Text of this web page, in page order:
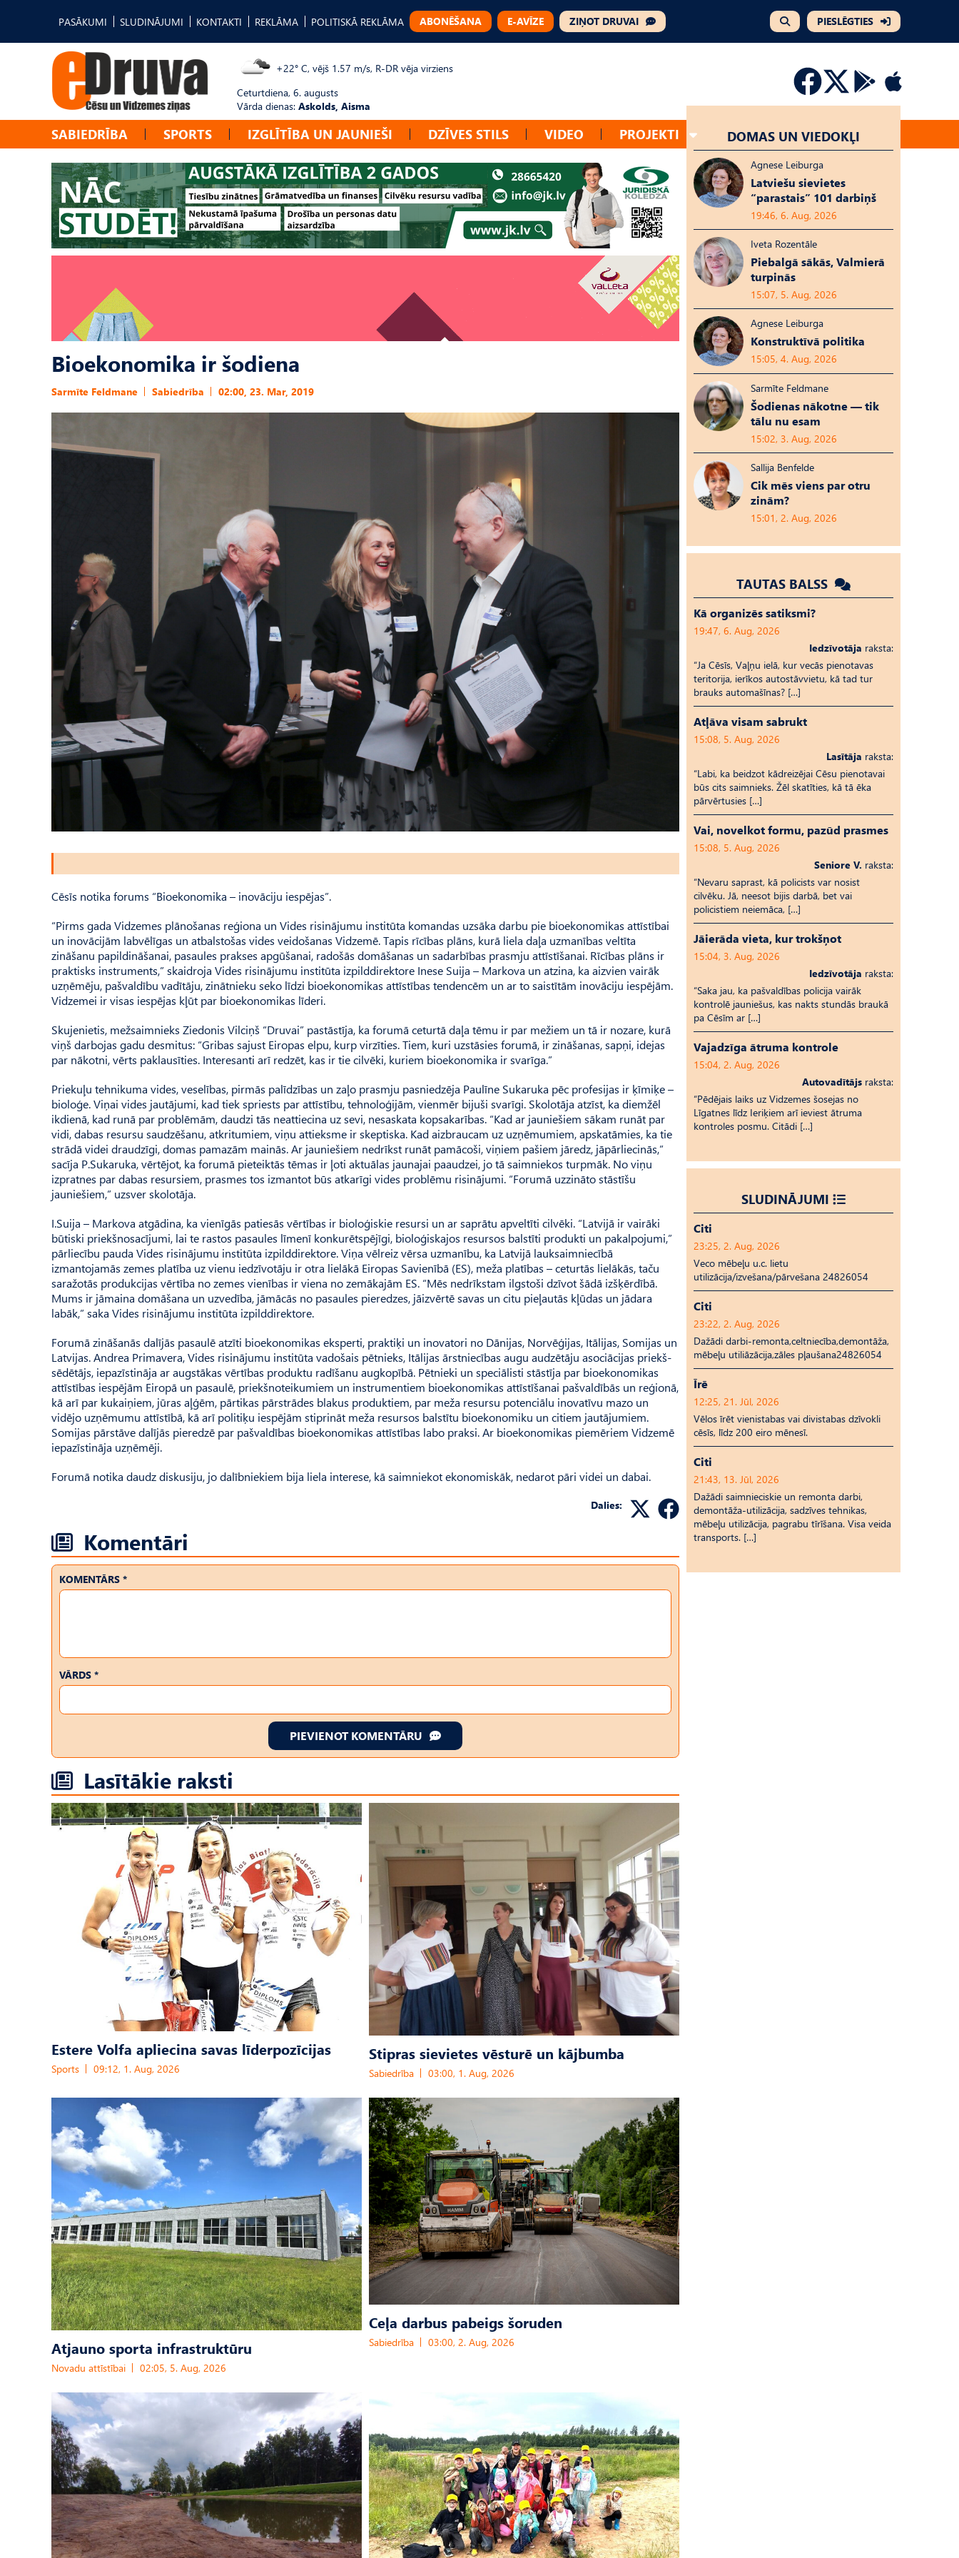
PASĀKUMI SLUDINĀJUMI KONTAKTI REKLĀMA POLITISKĀ REKLĀMA ABONĒŠANA E-AVĪZE ZIŅOT DRUVAI PIESLĒGTIES
+22° C, vējš 1.57 m/s, R-DR vēja virziens
Ceturtdiena, 6. augusts
Vārda dienas: Askolds, Aisma
SABIEDRĪBA SPORTS IZGLĪTĪBA UN JAUNIEŠI DZĪVES STILS VIDEO PROJEKTI
Bioekonomika ir šodiena
Sarmīte Feldmane Sabiedrība 02:00, 23. Mar, 2019
Cēsīs notika forums “Bioekonomika – inovāciju iespējas”.
“Pirms gada Vidzemes plānošanas reģiona un Vides risinājumu institūta komandas uzsāka darbu pie bioekonomikas attīstībai
un inovācijām labvēlīgas un atbalstošas vides veidošanas Vidzemē. Tapis rīcības plāns, kurā liela daļa uzmanības veltīta
zināšanu papildināšanai, pasaules prakses apgūšanai, radošās domāšanas un sadarbības prasmju attīstīšanai. Rīcības plāns ir
praktisks instruments,” skaidroja Vides risinājumu institūta izpild­direktore Inese Suija – Markova un atzina, ka aizvien vairāk
uzņēmēju, pašvaldību vadītāju, zinātnieku seko līdzi bioekonomikas attīstības tendencēm un ar to saistītām inovāciju iespējām.
Vid­zemei ir visas iespējas kļūt par bioekonomikas līderi.
Skujenietis, mežsaimnieks Ziedonis Vilciņš “Druvai” pastāstīja, ka forumā ceturtā daļa tēmu ir par mežiem un tā ir nozare, kurā
viņš darbojas gadu desmitus: “Gribas sajust Eiropas elpu, kurp virzīties. Tiem, kuri uzstāsies forumā, ir zināšanas, sapņi, idejas
par nākotni, vērts paklausīties. Interesanti arī redzēt, kas ir tie cilvēki, kuriem bioekonomika ir svarīga.”
Priekuļu tehnikuma vides, veselības, pirmās palīdzības un zaļo prasmju pasniedzēja Paulīne Su­karuka pēc profesijas ir ķīmiķe –
bioloģe. Viņai vides jautājumi, kad tiek spriests par attīstību, tehnoloģijām, vienmēr bijuši svarīgi. Skolotāja atzīst, ka diemžēl
ikdienā, kad runā par problēmām, daudzi tās neattiecina uz sevi, nesaskata kopsakarības. “Kad ar jauniešiem sākam runāt par
vidi, dabas resursu saudzēšanu, atkritumiem, viņu attieksme ir skeptiska. Kad aizbraucam uz uzņēmumiem, apskatāmies, ka tie
strādā videi draudzīgi, domas pamazām mainās. Ar jauniešiem nedrīkst runāt pamācoši, viņiem pašiem jāredz, jāpārliecinās,”
sacīja P.Sukaruka, vērtējot, ka forumā pieteiktās tēmas ir ļoti aktu­ālas jaunajai paaudzei, jo tā saimniekos turpmāk. No viņu
izpratnes par dabas resursiem, prasmes tos izmantot būs atkarīgi vides problēmu risinājumi. “Forumā uzzināto stāstīšu
jauniešiem,” uzsver skolotāja.
I.Suija – Markova atgādina, ka vienīgās patiesās vērtības ir bioloģiskie resursi un ar saprātu apveltīti cilvēki. “Latvijā ir vairāki
būtiski priekšnosacījumi, lai te rastos pasaules līmenī konkurētspējīgi, bioloģiskajos resursos balstīti produkti un pakalpojumi,”
pārliecību pauda Vides risinājumu institūta izpilddirektore. Viņa vēlreiz vērsa uzmanību, ka Latvijā lauksaimniecībā
izmantojamās zemes platība uz vienu iedzīvotāju ir otra lielākā Eiropas Savienībā (ES), meža platības – ceturtās lielākās, taču
saražotās produkcijas vērtība no zemes vienības ir viena no zemākajām ES. “Mēs nedrīkstam ilgstoši dzīvot šādā izšķērdībā.
Mums ir jāmaina domāšana un uzvedība, jāmācās no pasaules pieredzes, jāizvērtē savas un citu pieļautās kļūdas un jādara
labāk,” saka Vides risinājumu institūta izpilddirektore.
Forumā zināšanās dalījās pasaulē atzīti bioekonomikas eksperti, praktiķi un inovatori no Dānijas, Norvēģijas, Itālijas, Somijas un
Latvijas. Andrea Primavera, Vi­des risinājumu institūta vadošais pētnieks, Itālijas ārstniecības augu audzētāju asociācijas priekš­
sēdētājs, iepazīstināja ar augstākas vērtības produktu radīšanu augkopībā. Pētnieki un speciālisti stāstīja par bioekonomikas
attīstības iespējām Eiropā un pasaulē, priekšnoteikumiem un instrumentiem bioekonomikas attīstīšanai pašvaldībās un reģionā,
kā arī par kukaiņiem, jūras aļģēm, pārtikas pārstrādes blakus produktiem, par meža resursu potenciālu inovatīvu mazo un
vidējo uzņēmumu attīstībā, kā arī politiķu iespējām stiprināt meža resursos balstītu bioekonomiku un citiem jautājumiem.
Somijas pārstāve dalījās pieredzē par pašvaldības bioekonomikas attīstības labo praksi. Ar bioekonomikas piemēriem Vidzemē
iepazīstināja uzņēmēji.
Forumā notika daudz diskusiju, jo dalībniekiem bija liela interese, kā saimniekot ekonomiskāk, nedarot pāri videi un dabai.
Dalies:
Komentāri
KOMENTĀRS *
VĀRDS *
PIEVIENOT KOMENTĀRU
Lasītākie raksti
Estere Volfa apliecina savas līderpozīcijas
Sports 09:12, 1. Aug, 2026
Stipras sievietes vēsturē un kājbumba
Sabiedrība 03:00, 1. Aug, 2026
Atjauno sporta infrastruktūru
Novadu attīstībai 02:05, 5. Aug, 2026
Ceļa darbus pabeigs šoruden
Sabiedrība 03:00, 2. Aug, 2026
DOMAS UN VIEDOKĻI
Agnese Leiburga
Latviešu sievietes
“parastais” 101 darbiņš
19:46, 6. Aug, 2026
Iveta Rozentāle
Piebalgā sākās, Valmierā
turpinās
15:07, 5. Aug, 2026
Agnese Leiburga
Konstruktīvā politika
15:05, 4. Aug, 2026
Sarmīte Feldmane
Šodienas nākotne — tik
tālu nu esam
15:02, 3. Aug, 2026
Sallija Benfelde
Cik mēs viens par otru
zinām?
15:01, 2. Aug, 2026
TAUTAS BALSS
Kā organizēs satiksmi?
19:47, 6. Aug, 2026
Iedzīvotāja raksta:
“Ja Cēsīs, Vaļņu ielā, kur vecās pienotavas
teritorija, ierīkos autostāvvietu, kā tad tur
brauks automašīnas? […]
Atļāva visam sabrukt
15:08, 5. Aug, 2026
Lasītāja raksta:
“Labi, ka beidzot kādreizējai Cēsu pienotavai
būs cits saimnieks. Žēl skatīties, kā tā ēka
pārvērtusies […]
Vai, novelkot formu, pazūd prasmes
15:08, 5. Aug, 2026
Seniore V. raksta:
“Nevaru saprast, kā policists var nosist
cilvēku. Jā, neesot bijis darbā, bet vai
policistiem neiemāca, […]
Jāierāda vieta, kur trokšņot
15:04, 3. Aug, 2026
Iedzīvotāja raksta:
“Saka jau, ka pašvaldības policija vairāk
kontrolē jauniešus, kas nakts stundās braukā
pa Cēsīm ar […]
Vajadzīga ātruma kontrole
15:04, 2. Aug, 2026
Autovadītājs raksta:
“Pēdējais laiks uz Vid­ze­mes šosejas no
Līgatnes līdz Ieriķiem arī ieviest ātruma
kontroles posmu. Citādi […]
SLUDINĀJUMI
Citi
23:25, 2. Aug, 2026
Veco mēbeļu u.c. lietu
utilizācija/izvešana/pārvešana 24826054
Citi
23:22, 2. Aug, 2026
Dažādi darbi-remonta,celtniecība,demontāža,
mēbeļu utiliāzācija,zāles pļaušana24826054
Īrē
12:25, 21. Jūl, 2026
Vēlos īrēt vienistabas vai divistabas dzīvokli
cēsīs, līdz 200 eiro mēnesī.
Citi
21:43, 13. Jūl, 2026
Dažādi saimnieciskie un remonta darbi,
demontāža-utilizācija, sadzīves tehnikas,
mēbeļu utilizācija, pagrabu tīrīšana. Visa veida
transports. […]